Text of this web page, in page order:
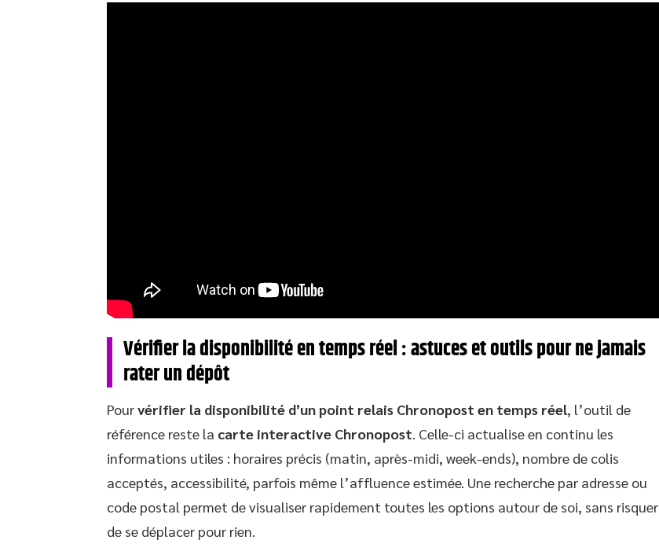
Vérifier la disponibilité en temps réel : astuces et outils pour ne jamais
rater un dépôt
Pourvérifier la disponibilité d’un point relais Chronopost en temps réel, l’outil de
référence reste la carte interactive Chronopost. Celle-ci actualise en continu les
informations utiles : horaires précis (matin, après-midi, week-ends), nombre de colis
acceptés, accessibilité, parfois même l’affluence estimée. Une recherche par adresse ou
code postal permet de visualiser rapidement toutes les options autour de soi, sans risquer
de se déplacer pour rien.